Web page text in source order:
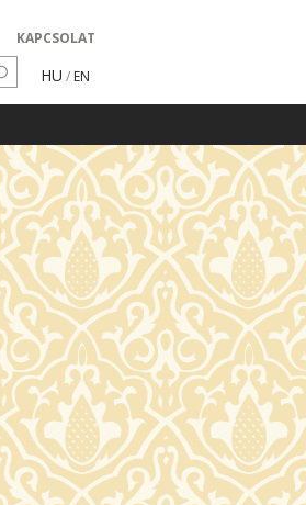
KAPCSOLAT
HU / EN